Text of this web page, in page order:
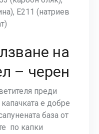
Е211 (натриев
на
– черен
преди
е добре
база от
по капки